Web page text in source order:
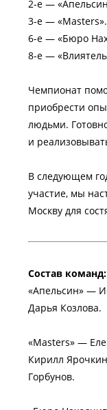
2-е —
3-е — «Masters».
6-е — «Бюро
8-е —
Чемпионат
приобрести
людьми.
и
В следующем
участие, мы
Москву для
Состав команд:
«Апельсин» —
Дарья Козлова.
«Masters» —
Кирилл
Горбунов.